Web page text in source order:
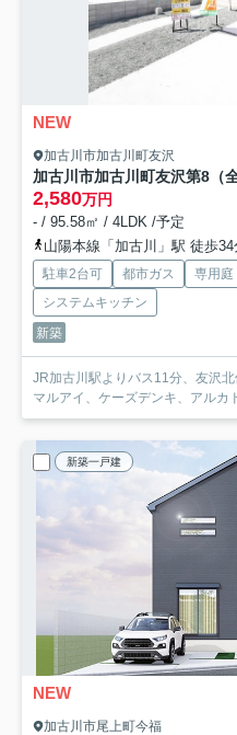
NEW
加古川市加古川町友沢
加古川市加古川町友沢第8（
2,580万円
- / 95.58㎡ / 4LDK /予定
山陽本線「加古川」駅 徒歩34
駐車2台可 都市ガス 専用庭
システムキッチン
新築
JR加古川駅よりバス11分、友沢
マルアイ、ケーズデンキ、アルカ
新築一戸建
NEW
加古川市尾上町今福